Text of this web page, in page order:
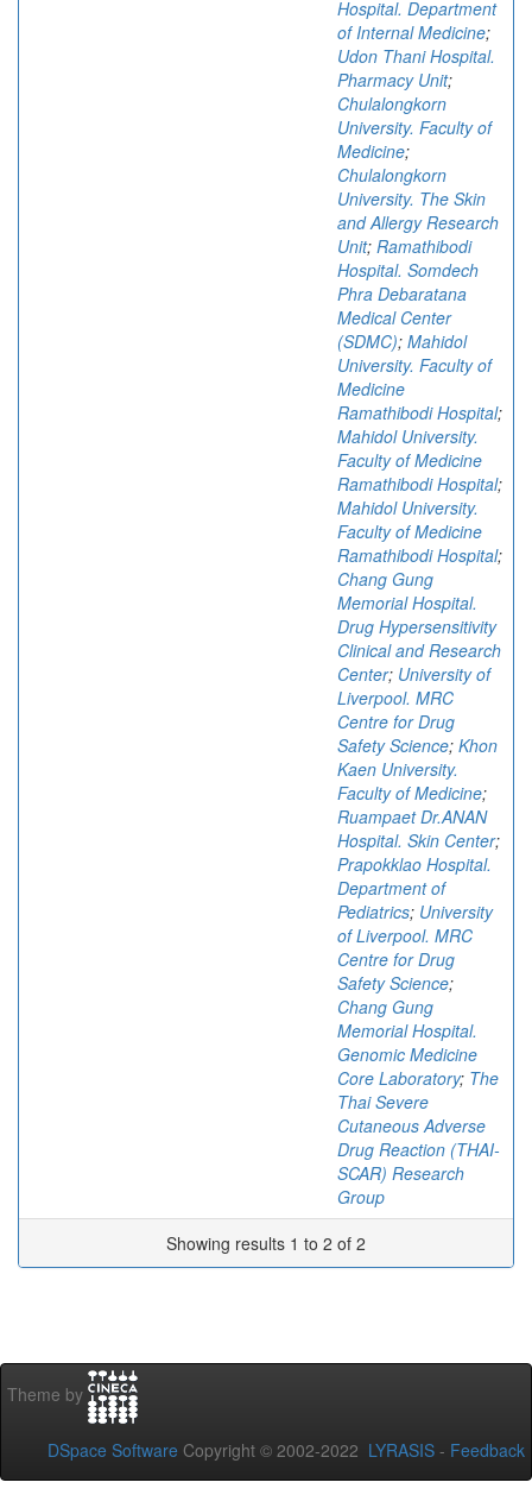
Hospital. Department
of Internal Medicine;
Udon Thani Hospital.
Pharmacy Unit;
Chulalongkorn
University. Faculty of
Medicine;
Chulalongkorn
University. The Skin
and Allergy Research
Unit; Ramathibodi
Hospital. Somdech
Phra Debaratana
Medical Center
(SDMC); Mahidol
University. Faculty of
Medicine
Ramathibodi Hospital;
Mahidol University.
Faculty of Medicine
Ramathibodi Hospital;
Mahidol University.
Faculty of Medicine
Ramathibodi Hospital;
Chang Gung
Memorial Hospital.
Drug Hypersensitivity
Clinical and Research
Center; University of
Liverpool. MRC
Centre for Drug
Safety Science; Khon
Kaen University.
Faculty of Medicine;
Ruampaet Dr.ANAN
Hospital. Skin Center;
Prapokklao Hospital.
Department of
Pediatrics; University
of Liverpool. MRC
Centre for Drug
Safety Science;
Chang Gung
Memorial Hospital.
Genomic Medicine
Core Laboratory; The
Thai Severe
Cutaneous Adverse
Drug Reaction (THAI-
SCAR) Research
Group
Showing results 1 to 2 of 2
Theme by
DSpace Software Copyright © 2002-2022 LYRASIS - Feedback